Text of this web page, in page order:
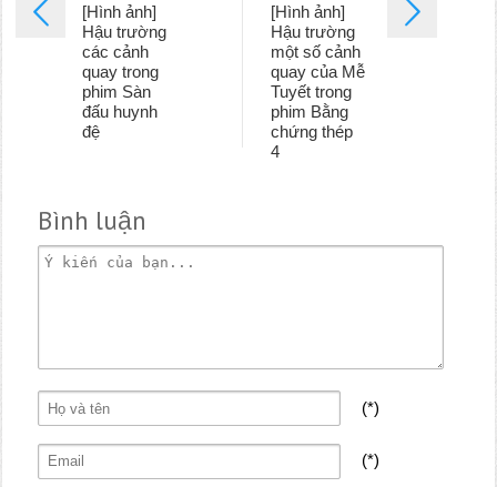
[Hình ảnh]
Hậu trường
các cảnh
quay trong
phim Sàn
đấu huynh
đệ
[Hình ảnh]
Hậu trường
một số cảnh
quay của Mễ
Tuyết trong
phim Bằng
chứng thép
4
Bình luận
(*)
(*)